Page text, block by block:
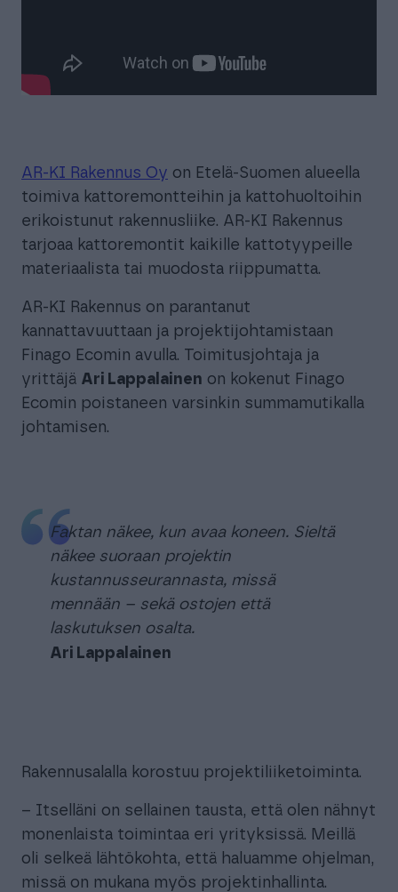
AR-KI Rakennus Oy on Etelä-Suomen alueella
toimiva kattoremontteihin ja kattohuoltoihin
erikoistunut rakennusliike. AR-KI Rakennus
tarjoaa kattoremontit kaikille kattotyypeille
materiaalista tai muodosta riippumatta.
AR-KI Rakennus on parantanut
kannattavuuttaan ja projektijohtamistaan
Finago Ecomin avulla. Toimitusjohtaja ja
yrittäjä Ari Lappalainen on kokenut Finago
Ecomin poistaneen varsinkin summamutikalla
johtamisen.
Faktan näkee, kun avaa koneen. Sieltä
näkee suoraan projektin
kustannusseurannasta, missä
mennään – sekä ostojen että
laskutuksen osalta.
Ari Lappalainen
Rakennusalalla korostuu projektiliiketoiminta.
– Itselläni on sellainen tausta, että olen nähnyt
monenlaista toimintaa eri yrityksissä. Meillä
oli selkeä lähtökohta, että haluamme ohjelman,
missä on mukana myös projektinhallinta.